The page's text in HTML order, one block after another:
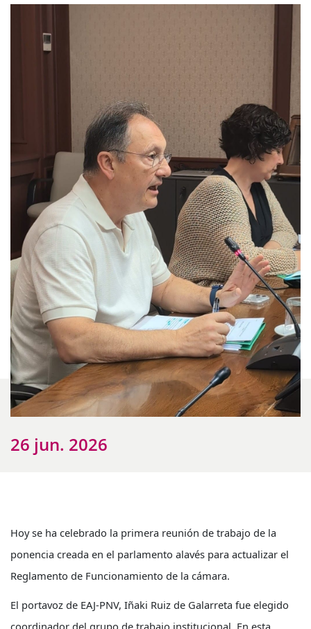
26 jun. 2026
Hoy se ha celebrado la primera reunión de trabajo de la
ponencia creada en el parlamento alavés para actualizar el
Reglamento de Funcionamiento de la cámara.
El portavoz de EAJ-PNV, Iñaki Ruiz de Galarreta fue elegido
coordinador del grupo de trabajo institucional. En esta